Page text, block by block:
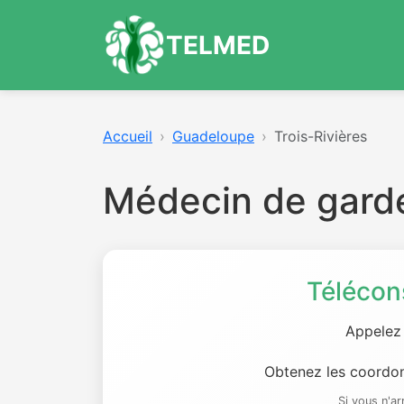
TELMED
Accueil Guadeloupe Trois-Rivières
Médecin de
Obtenez les
Si vous